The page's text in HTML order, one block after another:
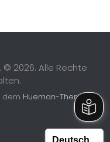
© 2026. Alle Rechte
dem Hueman-Theme